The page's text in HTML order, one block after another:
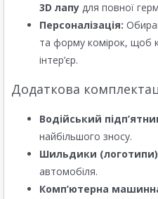
3D лапу для повної
Персоналізація:
та форму комірок, щоб
інтер’єр.
Додаткова
Водійський
найбільшого зносу.
Шильдики
автомобіля.
Комп’ютерна